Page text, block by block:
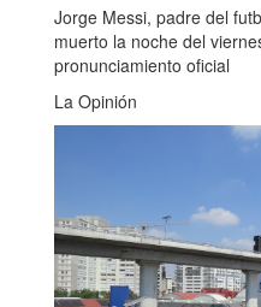
Jorge Messi, padre del
muerto la noche del
pronunciamiento oficial
La Opinión